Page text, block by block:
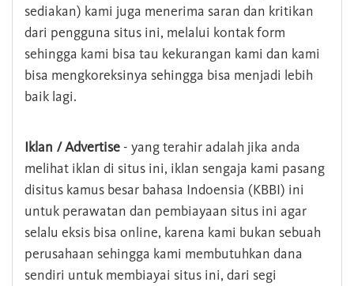
sediakan) kami juga menerima saran dan kritikan
dari pengguna situs ini, melalui kontak form
sehingga kami bisa tau kekurangan kami dan kami
bisa mengkoreksinya sehingga bisa menjadi lebih
baik lagi.
Iklan / Advertise - yang terahir adalah jika anda
melihat iklan di situs ini, iklan sengaja kami pasang
disitus kamus besar bahasa Indoensia (KBBI) ini
untuk perawatan dan pembiayaan situs ini agar
selalu eksis bisa online, karena kami bukan sebuah
perusahaan sehingga kami membutuhkan dana
sendiri untuk membiayai situs ini, dari segi